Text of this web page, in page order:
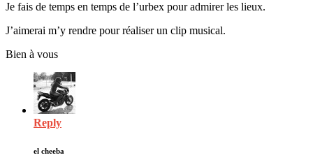
Je fais de temps en temps de l’urbex pour admirer les lieux.
J’aimerai m’y rendre pour réaliser un clip musical.
Bien à vous
Reply
el cheeba